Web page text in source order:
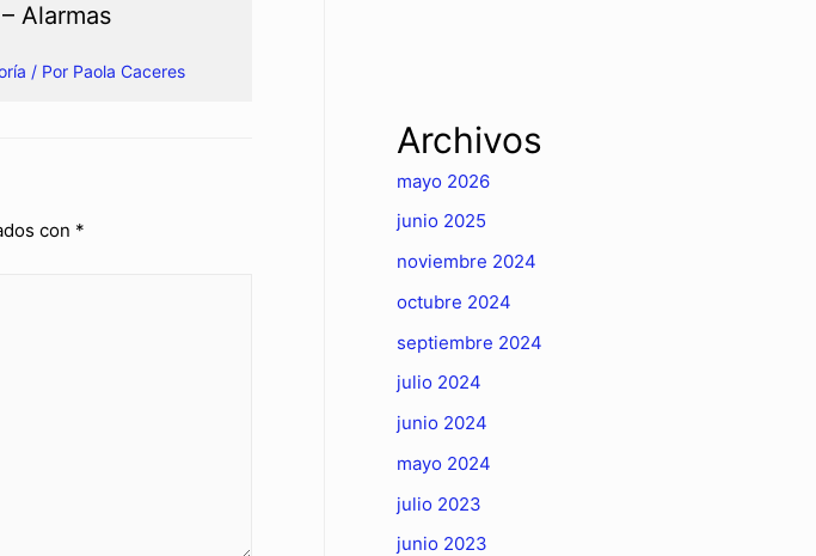
Alarmas
/ Por Paola Caceres
con *
Archivos
mayo 2026
junio 2025
noviembre 2024
octubre 2024
septiembre 2024
julio 2024
junio 2024
mayo 2024
julio 2023
junio 2023